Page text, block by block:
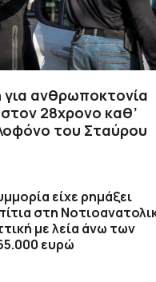
για ανθρωποκτονία
28χρονο καθ’
του Σταύρου
είχε ρημάξει
στη
με λεία άνω των
ευρώ